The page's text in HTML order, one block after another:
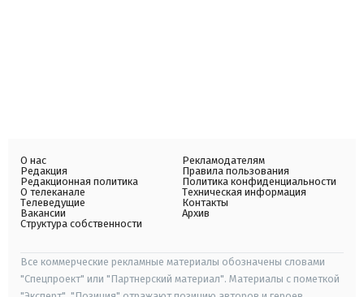
О нас
Редакция
Редакционная политика
О телеканале
Телеведущие
Вакансии
Структура собственности
Рекламодателям
Правила пользования
Политика конфиденциальности
Техническая информация
Контакты
Архив
Все коммерческие рекламные материалы обозначены словами
"Спецпроект" или "Партнерский материал". Материалы с пометкой